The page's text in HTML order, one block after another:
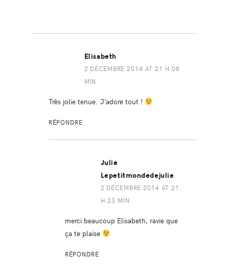
Elisabeth
2 DÉCEMBRE 2014 AT 21 H 08
MIN
Très jolie tenue. J’adore tout !
RÉPONDRE
Julie
Lepetitmondedejulie
2 DÉCEMBRE 2014 AT 21
H 23 MIN
merci beaucoup Elisabeth, ravie que
ça te plaise
RÉPONDRE